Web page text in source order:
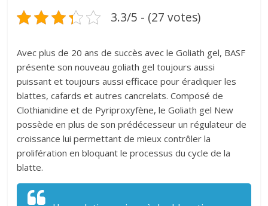
3.3/5 - (27 votes)
Avec plus de 20 ans de succès avec le Goliath gel, BASF
présente son nouveau goliath gel toujours aussi
puissant et toujours aussi efficace pour éradiquer les
blattes, cafards et autres cancrelats. Composé de
Clothianidine et de Pyriproxyfène, le Goliath gel New
possède en plus de son prédécesseur un régulateur de
croissance lui permettant de mieux contrôler la
prolifération en bloquant le processus du cycle de la
blatte.